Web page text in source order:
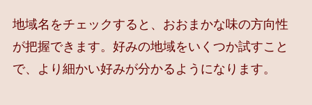
地域名をチェックすると、おおまかな味の方向性
が把握できます。好みの地域をいくつか試すこと
で、より細かい好みが分かるようになります。